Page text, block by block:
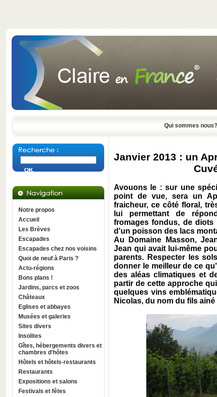
Qui sommes nous?
Notre propos
Accueil
Les Brèves
Escapades
Escapades chez nos voisins
Quoi de neuf à Paris ?
Actu-régions
Bons plans !
Jardins, parcs et zoos
Châteaux
Eglises et abbayes
Musées et galeries
Sites divers
Insolites
Gîtes, hébergements divers et
chambres d'hôtes
Hôtels et hôtels-restaurants
Restaurants
Expositions et salons
Festivals et fêtes
Janvier 2013 : un
Avouons le : sur une
point de vue, sera un
fraicheur, ce côté floral,
lui permettant de
fromages fondus, de
d'un poisson des lacs
Au Domaine Masson,
Jean qui avait lui-même
parents. Respecter les
donner le meilleur de ce
des aléas climatiques et
partir de cette approche
quelques vins
Nicolas, du nom du fils